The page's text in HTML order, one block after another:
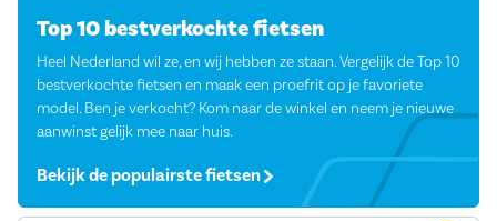
Top 10 bestverkochte fietsen
Heel Nederland wil ze, en wij hebben ze staan. Vergelijk de Top 10
bestverkochte fietsen en maak een proefrit op je favoriete
model. Ben je verkocht? Kom naar de winkel en neem je nieuwe
aanwinst gelijk mee naar huis.
Bekijk de populairste fietsen